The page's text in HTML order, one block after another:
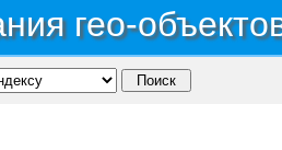
гео-